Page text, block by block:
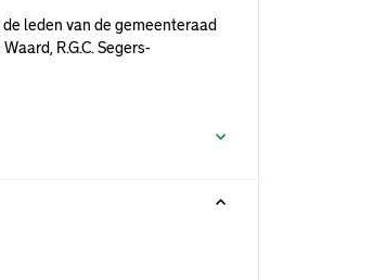
leden van de gemeenteraad
R.G.C. Segers-